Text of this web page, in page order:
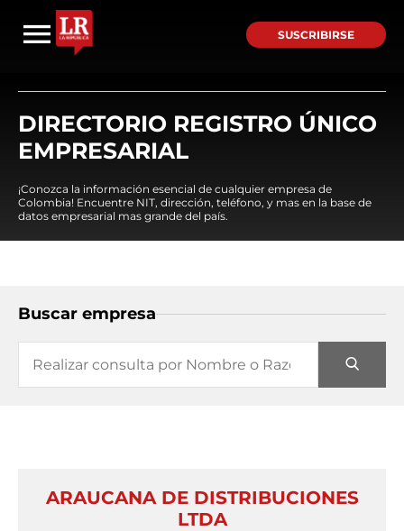
SUSCRIBIRSE
DIRECTORIO REGISTRO ÚNICO
EMPRESARIAL
¡Conozca la información esencial de cualquier empresa de
Colombia! Encuentre NIT, dirección, teléfono, y mas en la base de
datos empresarial mas grande del país.
Buscar empresa
ARAUCANA DE DISTRIBUCIONES
LTDA